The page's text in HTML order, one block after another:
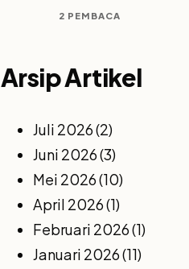
2 PEMBACA
Arsip Artikel
Juli 2026(2)
Juni 2026(3)
Mei 2026(10)
April 2026(1)
Februari 2026(1)
Januari 2026(11)